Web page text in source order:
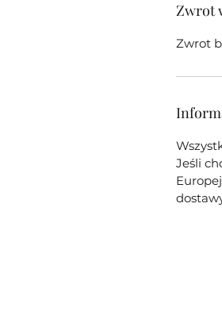
Zwrot
Zwrot
Jeśli